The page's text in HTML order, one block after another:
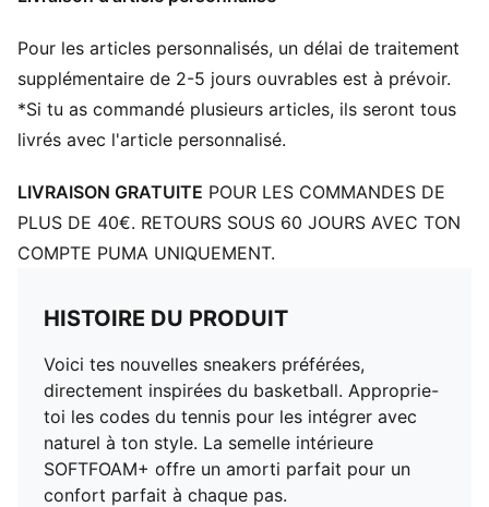
Pour les articles personnalisés, un délai de traitement
supplémentaire de 2-5 jours ouvrables est à prévoir.
*Si tu as commandé plusieurs articles, ils seront tous
livrés avec l'article personnalisé.
LIVRAISON GRATUITE POUR LES COMMANDES DE
PLUS DE 40€. RETOURS SOUS 60 JOURS AVEC TON
COMPTE PUMA UNIQUEMENT.
HISTOIRE DU PRODUIT
Voici tes nouvelles sneakers préférées,
directement inspirées du basketball. Approprie-
toi les codes du tennis pour les intégrer avec
naturel à ton style. La semelle intérieure
SOFTFOAM+ offre un amorti parfait pour un
confort parfait à chaque pas.